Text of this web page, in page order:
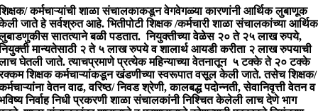
कर्मचाऱ्यांची शाळा संचालकाकडून वेगवेगळ्या कारणांनी आर्थिक लुबाणूक
जाते हे सर्वश्रुत आहे. भितीपोटी शिक्षक /कर्मचारी शाळा संचालकांच्या आर्थिक
सातत्याने बळी पडतात. नियुक्तीच्या वेळेस २० ते २५ लाख रुपये,
मान्यतेसाठी २ ते ५ लाख रुपये व शालार्थ आयडी करीता २ लाख रुपयाची
घेतली जाते. त्याचप्रमाणे प्रत्येक महिन्याच्या वेतनातून ५ टक्के ते २० टक्के
शिक्षक कर्मचाऱ्यांकडून खंडणीच्या स्वरूपात वसूल केली जाते. तसेच शिक्षक/
वेतन वाढ, वरिष्ठ/ निवड श्रेणी, कालबद्ध पदोन्नती, सेवानिवृत्ती वेतन व
निर्वाह निधी प्रकरणी शाळा संचालकांनी निश्चित केलेली लाच देणे भाग